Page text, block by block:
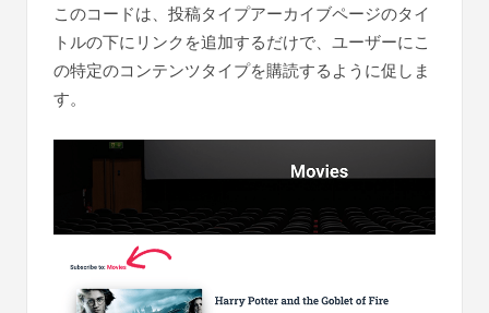
このコードは、投稿タイプアーカイブページのタイ
トルの下にリンクを追加するだけで、ユーザーにこ
の特定のコンテンツタイプを購読するように促しま
す。